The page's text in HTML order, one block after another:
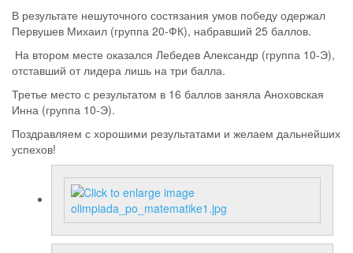
В результате нешуточного состязания умов победу одержал
Первушев Михаил (группа 20-ФК), набравший 25 баллов.
На втором месте оказался Лебедев Александр (группа 10-Э),
отставший от лидера лишь на три балла.
Третье место с результатом в 16 баллов заняла Аноховская
Инна (группа 10-Э).
Поздравляем с хорошими результатами и желаем дальнейших
успехов!